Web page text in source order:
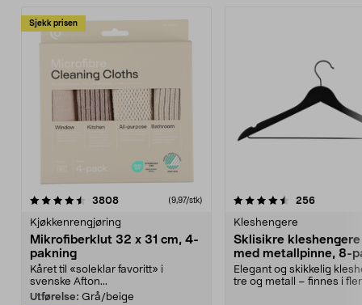
Sjekk prisen
3808anmeldelser(9,97/stk)
Kjøkkenrengjøring
Mikrofiberklut 32 x 31 cm, 4-
pakning
Kåret til «soleklar favoritt» i
svenske Afton...
Utførelse: Grå/beige
4.5av 5 stjerner 256
Kleshengere
Sklisikre
med metallpinne, 8-
Elegant og skikkelig
tre og metall – finnes i
4.5av 5 stjerner